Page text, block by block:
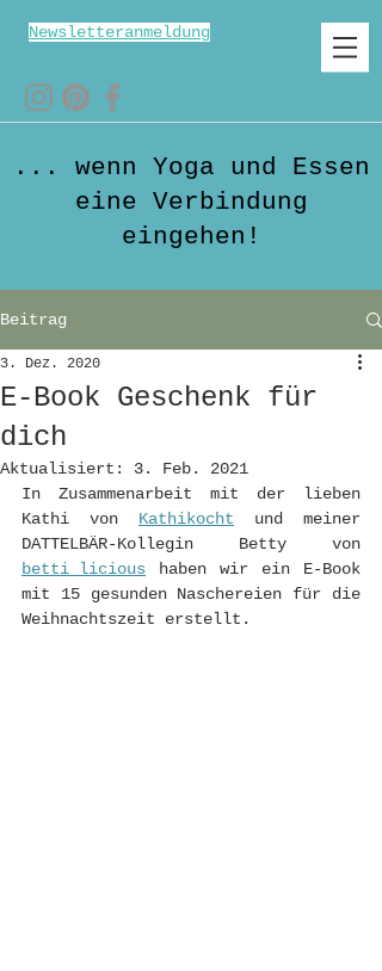
Newsletteranmeldung
... wenn Yoga und Essen
eine Verbindung
eingehen!
Beitrag
E-Book Geschenk für
dich
3. Dez. 2020
Aktualisiert: 3. Feb. 2021
In Zusammenarbeit mit der lieben
Kathi von Kathikocht
und meiner
betti_licious haben wir ein E-Book
mit 15 gesunden Naschereien für die
Weihnachtszeit erstellt.